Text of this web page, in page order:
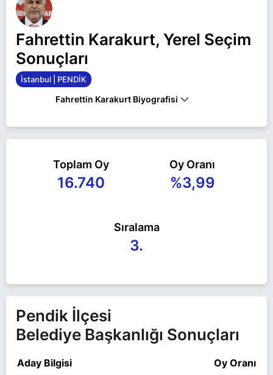
Fahrettin Karakurt, Yerel Seçim
Sonuçları
İstanbul | PENDİK
Fahrettin Karakurt Biyografisi
başkan adayı olarak Yeniden Refah ile 31 Mart
2024 yerel seçimlerinde yarışıyor. Fahrettin
Karakurt ile ilgili daha fazla bilgi içinFahrettin
sayfamızı ziyaret edin.
Toplam Oy
16.740
Oy Oranı
%3,99
Sıralama
3.
Pendik İlçesi
Belediye Başkanlığı Sonuçları
Aday Bilgisi Oy Oranı